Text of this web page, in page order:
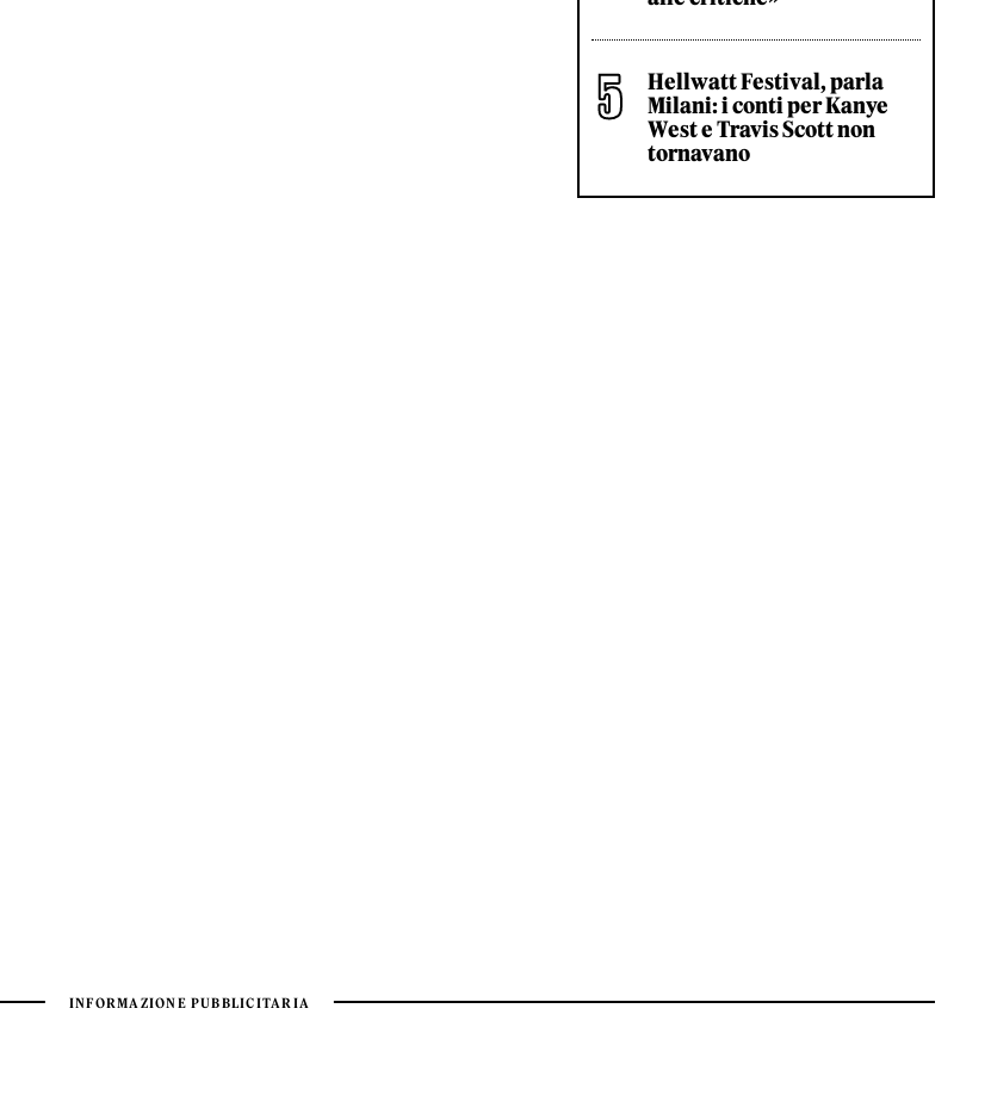
Hellwatt Festival, parla
Milani: i conti per Kanye
West e Travis Scott non
tornavano